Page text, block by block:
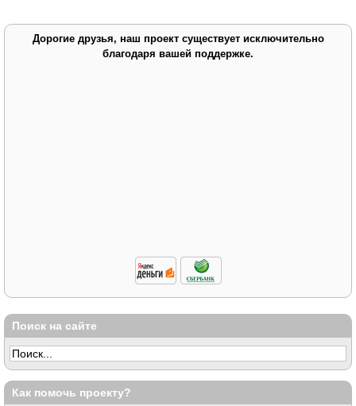
Дорогие друзья, наш проект существует исключительно
благодаря вашей поддержке.
Поиск на сайте
Как помочь проекту?